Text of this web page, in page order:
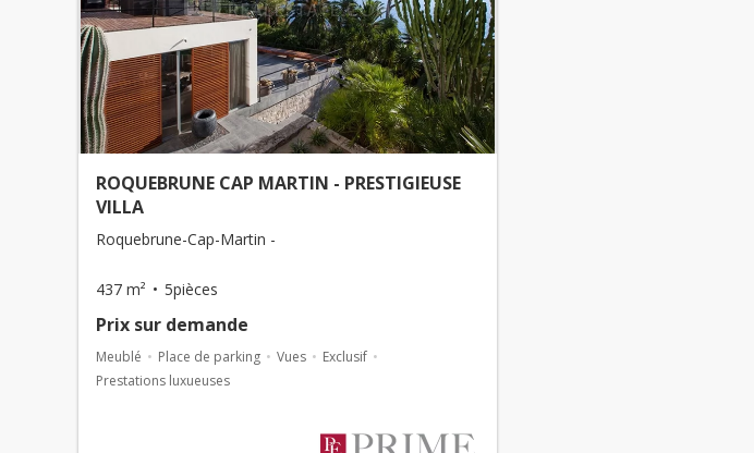
ROQUEBRUNE CAP MARTIN - PRESTIGIEUSE
VILLA
Roquebrune-Cap-Martin -
437 m² 5pièces
Prix ​​sur demande
Meublé Place de parking Vues
Exclusif
Prestations luxueuses